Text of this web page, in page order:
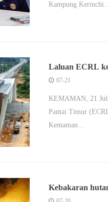
Kampung
Laluan ECRL
EPIC
07-21
KEMAMAN, 21
Pantai Timur
Kemaman…
Kebakaran